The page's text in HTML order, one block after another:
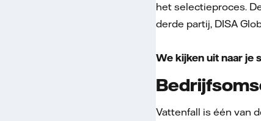
het selectieproces.
derde partij, DISA
We kijken uit naar je
Vattenfall is één van